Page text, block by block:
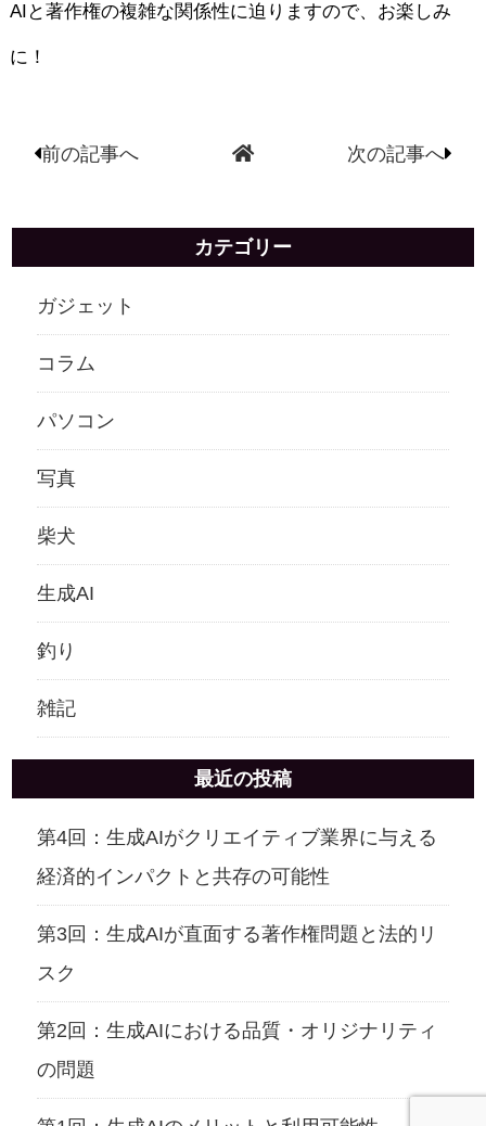
AIと著作権の複雑な関係性に迫りますので、お楽しみ
に！
前の記事へ 次の記事へ
カテゴリー
ガジェット
コラム
パソコン
写真
柴犬
生成AI
釣り
雑記
最近の投稿
第4回：生成AIがクリエイティブ業界に与える
経済的インパクトと共存の可能性
第3回：生成AIが直面する著作権問題と法的リ
スク
第2回：生成AIにおける品質・オリジナリティ
の問題